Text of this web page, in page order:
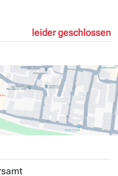
leider geschlossen